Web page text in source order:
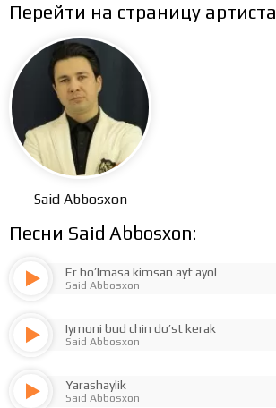
Перейти на страницу артиста
Said Abbosxon
Песни Said Abbosxon:
Er bo’lmasa kimsan ayt ayol
Said Abbosxon
Iymoni bud chin do’st kerak
Said Abbosxon
Yarashaylik
Said Abbosxon